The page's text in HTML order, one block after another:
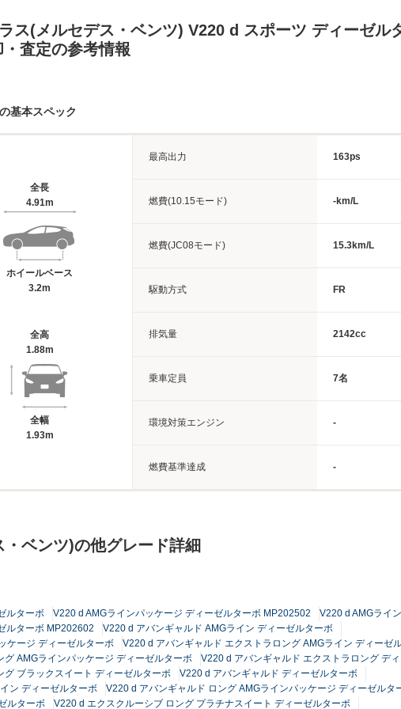
ス(メルセデス・ベンツ) V220 d スポーツ ディーゼル
・査定の参考情報
基本スペック
全長
4.91m
ホイールベース
3.2m
全高
1.88m
全幅
1.93m
最高出力 163ps
燃費(10.15モード) -km/L
燃費(JC08モード) 15.3km/L
駆動方式 FR
排気量 2142cc
乗車定員 7名
環境対策エンジン -
燃費基準達成 -
ベンツ)の他グレード詳細
ルターボ V220 d AMGラインパッケージ ディーゼルターボ MP202502
V220 d AMGライ
ルターボ MP202602
V220 d アバンギャルド AMGライン ディーゼルターボ
ケージ ディーゼルターボ
V220 d アバンギャルド エクストラロング AMGライン ディーゼ
AMGラインパッケージ ディーゼルターボ
V220 d アバンギャルド エクストラロング デ
ブラックスイート ディーゼルターボ
V220 d アバンギャルド ディーゼルターボ
ン ディーゼルターボ
V220 d アバンギャルド ロング AMGラインパッケージ ディーゼルタ
ルターボ
V220 d エクスクルーシブ ロング プラチナスイート ディーゼルターボ